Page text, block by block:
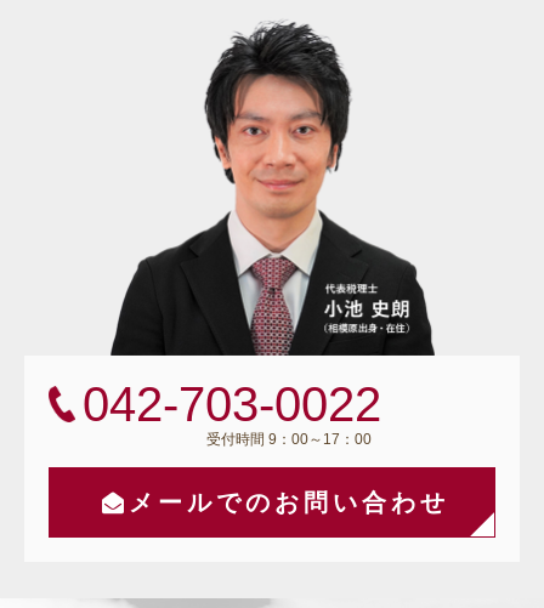
042-703-0022
受付時間 9：00～17：00
メールでのお問い合わせ